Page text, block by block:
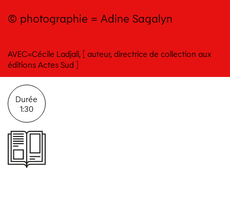
© photographie = Adine Sagalyn
AVEC=Cécile Ladjali, [ auteur, directrice de collection aux
éditions Actes Sud ]
Durée
1:30